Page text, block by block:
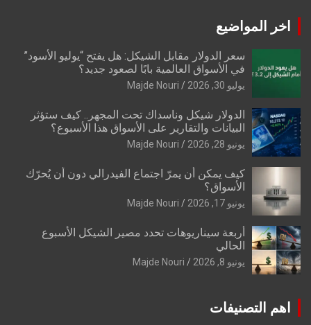
اخر المواضيع
سعر الدولار مقابل الشيكل: هل يفتح “يوليو الأسود”
في الأسواق العالمية بابًا لصعود جديد؟
يوليو 30, 2026 Majde Nouri
الدولار شيكل وناسداك تحت المجهر.. كيف ستؤثر
البيانات والتقارير على الأسواق هذا الأسبوع؟
يونيو 28, 2026 Majde Nouri
كيف يمكن أن يمرّ اجتماع الفيدرالي دون أن يُحرّك
الأسواق؟
يونيو 17, 2026 Majde Nouri
أربعة سيناريوهات تحدد مصير الشيكل الأسبوع
الحالي
يونيو 8, 2026 Majde Nouri
اهم التصنيفات